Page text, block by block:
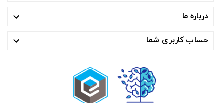
درباره ما 
حساب کاربری شما 